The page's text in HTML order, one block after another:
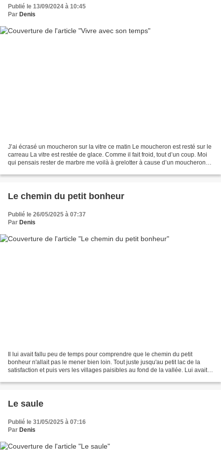
Publié le 13/09/2024 à 10:45
Par Denis
J’ai écrasé un moucheron sur la vitre ce matin Le moucheron est resté sur le
carreau La vitre est restée de glace. Comme il fait froid, tout d’un coup. Moi
qui pensais rester de marbre me voilà à grelotter à cause d’un moucheron
Le chemin du petit bonheur
Publié le 26/05/2025 à 07:37
Par Denis
Il lui avait fallu peu de temps pour comprendre que le chemin du petit
bonheur n'allait pas le mener bien loin. Tout juste jusqu'au petit lac de la
satisfaction et puis vers les villages paisibles au fond de la vallée. Lui avait
Le saule
Publié le 31/05/2025 à 07:16
Par Denis